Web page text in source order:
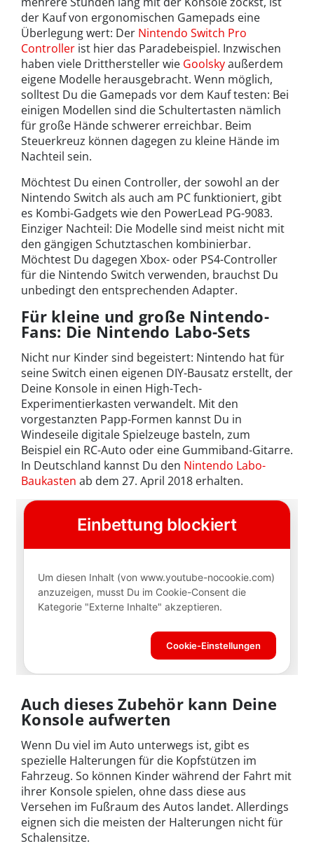
der Kauf von ergonomischen Gamepads eine
Überlegung wert: Der Nintendo Switch Pro
Controller ist hier das Paradebeispiel. Inzwischen
haben viele Dritthersteller wie Goolskyaußerdem
eigene Modelle herausgebracht. Wenn möglich,
solltest Du die Gamepads vor dem Kauf testen: Bei
einigen Modellen sind die Schultertasten nämlich
für große Hände schwerer erreichbar. Beim
Steuerkreuz können dagegen zu kleine Hände im
Nachteil sein.
Möchtest Du einen Controller, der sowohl an der
Nintendo Switch als auch am PC funktioniert, gibt
es Kombi-Gadgets wie den PowerLead PG-9083.
Einziger Nachteil: Die Modelle sind meist nicht mit
den gängigen Schutztaschen kombinierbar.
Möchtest Du dagegen Xbox- oder PS4-Controller
für die Nintendo Switch verwenden, brauchst Du
unbedingt den entsprechenden Adapter.
Für kleine und große Nintendo-
Fans: Die Nintendo Labo-Sets
Nicht nur Kinder sind begeistert: Nintendo hat für
seine Switch einen eigenen DIY-Bausatz erstellt, der
Deine Konsole in einen High-Tech-
Experimentierkasten verwandelt. Mit den
vorgestanzten Papp-Formen kannst Du in
Windeseile digitale Spielzeuge basteln, zum
Beispiel ein RC-Auto oder eine Gummiband-Gitarre.
In Deutschland kannst Du den Nintendo Labo-
Baukasten ab dem 27. April 2018 erhalten.
Auch dieses Zubehör kann Deine
Konsole aufwerten
Wenn Du viel im Auto unterwegs ist, gibt es
spezielle Halterungen für die Kopfstützen im
Fahrzeug. So können Kinder während der Fahrt mit
ihrer Konsole spielen, ohne dass diese aus
Versehen im Fußraum des Autos landet. Allerdings
eignen sich die meisten der Halterungen nicht für
Schalensitze.